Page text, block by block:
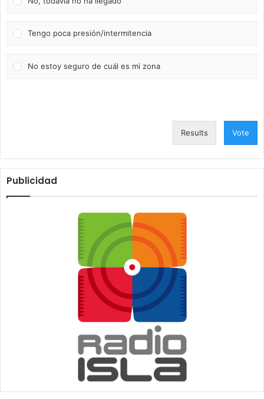
Tengo poca presión/intermitencia
No estoy seguro de cuál es mi zona
Results Vote
Publicidad